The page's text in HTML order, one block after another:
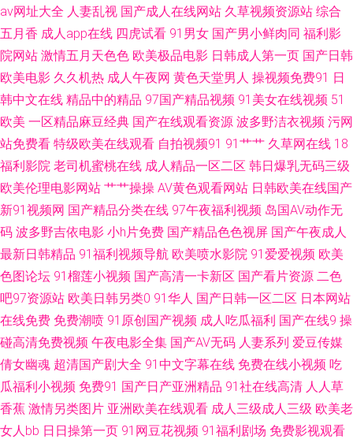
视频 老湿机18禁 伊人老司 91网站永久免费看视频 青青草大香蕉17 91黄色
视频在线观看 成人欧美精产国品久久 91n在线网页免费 91福利第一页 a日韩
片 国产精品自在线拍国产 香蕉视频黄在线观看 熟女偷拍视频 91青青操不长
91超碰在线免费 日本国产欧美亚洲 美女久久女同 51自拍网 97欧美浮力 久
久传媒AV 91九色熟女旧板 黄色男女 亚洲欧美日韩丝袜网址 91再现精品 麻
豆福利视频 91v91cn 超碰在线大青青青青 欧卅综合视频 91n色网色情网站
九一爽爽 一本道加勒比AV 国产91尤物视频网址 日韩黑丝伊人久久 91精品最
新地址 国产专区123 影音先锋中文字幕亚洲 欧美蝌蚪91色9 精品久久美女肏
欧美日韩在线22页 日韩精彩视频 老司机成人福利导航 在线加勒比av 99久久
伊人网在9线 91麻豆传媒网站大全 91超碰熟女自慰 丁香五月涩五月 91九色
av网址大全 人妻乱视 国产成人在线网站 久草视频资源站 综合
五月香 成人app在线 四虎试看 91男女 国产男小鲜肉同 福利影
院网站 激情五月天色色 欧美极品电影 日韩成人第一页 国产日韩
欧美电影 久久机热 成人午夜网 黄色天堂男人 操视频免费91 日
韩中文在线 精品中的精品 97国产精品视频 91美女在线视频 51
欧美 一区精品麻豆经典 国产在线观看资源 波多野洁衣视频 污网
站免费看 特级欧美在线观看 自拍视频91 91艹艹 久草网在线 18
福利影院 老司机蜜桃在线 成人精品一区二区 韩日爆乳无码三级
欧美伦理电影网站 艹艹操操 AV黄色观看网站 日韩欧美在线国产
新91视频网 国产精品分类在线 97午夜福利视频 岛国AV动作无
码 波多野吉依电影 小h片免费 国产精品色色视屏 国产午夜成人
最新日韩精品 91福利视频导航 欧美喷水影院 91爱爱视频 欧美
色图论坛 91榴莲小视频 国产高清一卡新区 国产看片资源 二色
吧97资源站 欧美日韩另类0 91华人 国产日韩一区二区 日本网站
在线免费 免费潮喷 91原创国产视频 成人吃瓜福利 国产在线9 操
碰高清免费视频 午夜电影全集 国产AV无码 人妻系列 爱豆传媒
倩女幽魂 超清国产剧大全 91中文字幕在线 免费在线小视频 吃
瓜福利小视频 免费91 国产日产亚洲精品 91社在线高清 人人草
香蕉 激情另类图片 亚洲欧美在线观看 成人三级成人三级 欧美老
女人bb 日日操第一页 91网豆花视频 91福利剧场 免费影视观看